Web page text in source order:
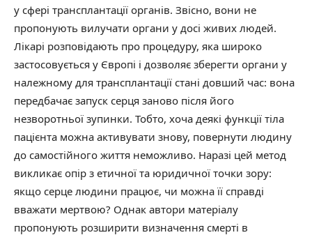
у сфері трансплантації органів. Звісно, вони не
пропонують вилучати органи у досі живих людей.
Лікарі розповідають про процедуру, яка широко
застосовується у Європі і дозволяє зберегти органи у
належному для трансплантації стані довший час: вона
передбачає запуск серця заново після його
незворотньої зупинки. Тобто, хоча деякі функції тіла
пацієнта можна активувати знову, повернути людину
до самостійного життя неможливо. Наразі цей метод
викликає опір з етичної та юридичної точки зору:
якщо серце людини працює, чи можна її справді
вважати мертвою? Однак автори матеріалу
пропонують розширити визначення смерті в